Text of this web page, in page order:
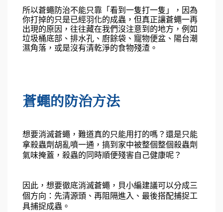
所以蒼蠅防治不能只靠「看到一隻打一隻」，因為
你打掉的只是已經羽化的成蟲，但真正讓蒼蠅一再
出現的原因，往往藏在我們沒注意到的地方，例如
垃圾桶底部、排水孔、廚餘袋、寵物便盆、陽台潮
濕角落，或是沒有清乾淨的食物殘渣。
蒼蠅的防治方法
想要消滅蒼蠅，難道真的只能用打的嗎？還是只能
拿殺蟲劑胡亂噴一通，搞到家中被整個整個殺蟲劑
氣味掩蓋，殺蟲的同時順便殘害自己健康呢？
因此，想要徹底消滅蒼蠅，貝小編建議可以分成三
個方向：先清源頭、再阻隔進入、最後搭配捕捉工
具捕捉成蟲。